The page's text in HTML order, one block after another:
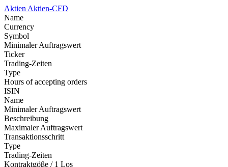
Aktien Aktien-CFD
Name
Currency
Symbol
Minimaler Auftragswert
Ticker
Trading-Zeiten
Type
Hours of accepting orders
ISIN
Name
Minimaler Auftragswert
Beschreibung
Maximaler Auftragswert
Transaktionsschritt
Type
Trading-Zeiten
Kontraktgöße / 1 Los